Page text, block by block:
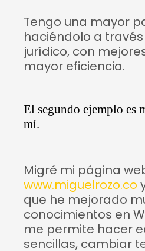
Tengo una mayor
haciéndolo a
jurídico, con
mayor eficiencia.
El segundo ejemplo es
mí.
Migré mi página
www.miguelrozo.co
que he mejorado
conocimientos en
me permite hacer
sencillas, cambiar